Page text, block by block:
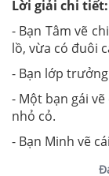
Lời giải chi tiết:
- Bạn Tâm vẽ
lồ, vừa có đuôi
- Bạn lớp
- Một bạn gái
nhỏ cỏ.
- Bạn Minh vẽ